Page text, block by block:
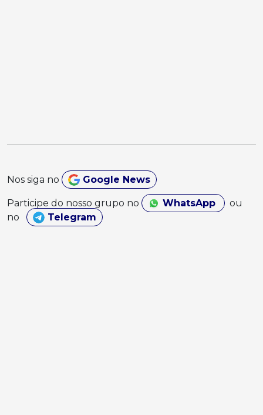
Nos siga no Google News
Participe do nosso grupo no WhatsApp
ou
no
Telegram